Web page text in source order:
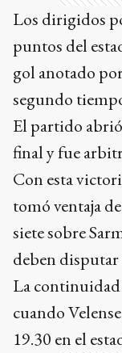
Los dirigidos
puntos del
gol anotado
segundo
El partido
final y fue
Con esta
tomó ventaja
siete sobre
deben disputar
La continuidad
cuando
19.30 en el